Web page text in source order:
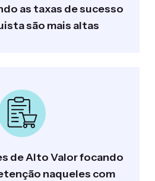
as taxas de sucesso
são mais altas
de Alto Valor focando
naqueles com